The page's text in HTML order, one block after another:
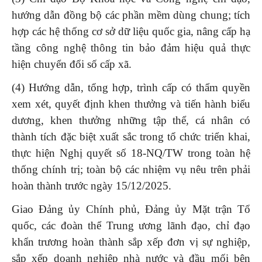
hướng dẫn đồng bộ các phần mềm dùng chung; tích
hợp các hệ thống cơ sở dữ liệu quốc gia, nâng cấp hạ
tầng công nghệ thông tin bảo đảm hiệu quả thực
hiện chuyển đổi số cấp xã.
(4) Hướng dẫn, tổng hợp, trình cấp có thẩm quyền
xem xét, quyết định khen thưởng và tiến hành biểu
dương, khen thưởng những tập thể, cá nhân có
thành tích đặc biệt xuất sắc trong tổ chức triển khai,
thực hiện Nghị quyết số 18-NQ/TW trong toàn hệ
thống chính trị; toàn bộ các nhiệm vụ nêu trên phải
hoàn thành trước ngày 15/12/2025.
Giao Đảng ủy Chính phủ, Đảng ủy Mặt trận Tổ
quốc, các đoàn thể Trung ương lãnh đạo, chỉ đạo
khẩn trương hoàn thành sắp xếp đơn vị sự nghiệp,
sắp xếp doanh nghiệp nhà nước và đầu mối bên